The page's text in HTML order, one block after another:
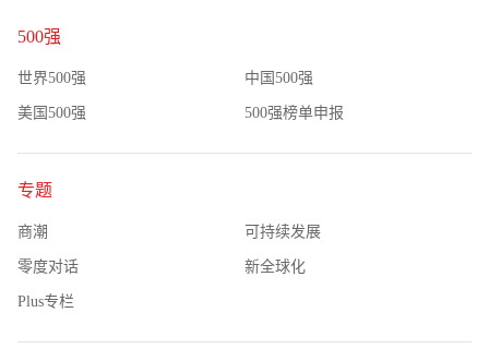
500强
世界500强 中国500强
美国500强 500强榜单申报
专题
商潮 可持续发展
零度对话 新全球化
Plus专栏